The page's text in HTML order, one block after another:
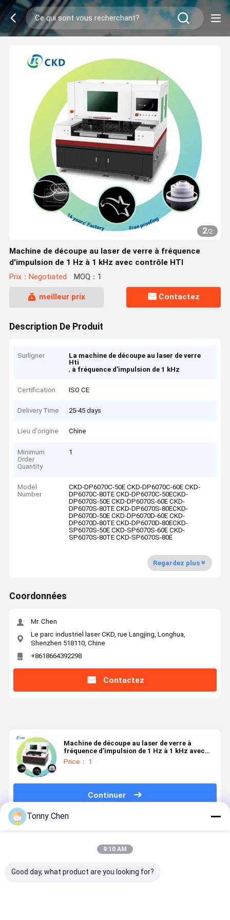
2/2
Machine de découpe au laser de verre à fréquence
d'impulsion de 1 Hz à 1 kHz avec contrôle HTI
Prix：Negotiated MOQ：1
meilleur prix Contactez
Description De Produit
Surligner
La machine de découpe au laser de verre
Hti
, à fréquence d'impulsion de 1 kHz
Certification ISO CE
Delivery Time 25-45 days
Lieu d'origine Chine
Minimum
Order
Quantity
1
Model
Number
CKD-DP6070C-50E CKD-DP6070C-60E CKD-
DP6070C-80TE CKD-DP6070C-50ECKD-
DP6070S-50E CKD-DP6070S-60E CKD-
DP6070S-80TE CKD-DP6070S-80ECKD-
DP6070D-50E CKD-DP6070D-60E CKD-
DP6070D-80TE CKD-DP6070D-80ECKD-
SP6070S-50E CKD-SP6070S-60E CKD-
SP6070S-80TE CKD-SP6070S-80E
Regardez plus
Coordonnées
Mr. Chen
Le parc industriel laser CKD, rue Langjing, Longhua,
Shenzhen 518110, Chine
+8618664392298
Contactez
Machine de découpe au laser de verre à
fréquence d'impulsion de 1 Hz à 1 kHz avec
contrôle HTI
Price： 1
Continuer
Produits Recommandés
Tonny Chen
9:10 AM
Good day, what product are you looking for?